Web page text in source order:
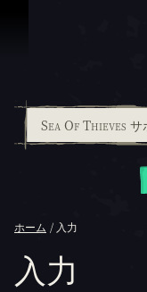
ホーム 入力
入力